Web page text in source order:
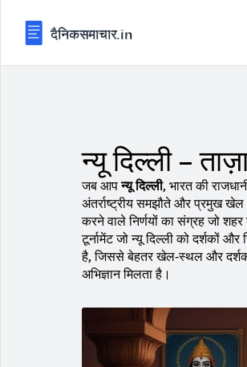
न्यू दिल्ली –
जब आपन्यू दिल्ली, भारत की
अंतर्राष्ट्रीय समझौते और प्रमुख
करने वाले निर्णयों का संग्रहजो शहर
टूर्नामेंटजो न्यू दिल्ली को दर्शकों और
है, जिससे बेहतर खेल‑स्थल और
अभिज्ञान मिलता है।